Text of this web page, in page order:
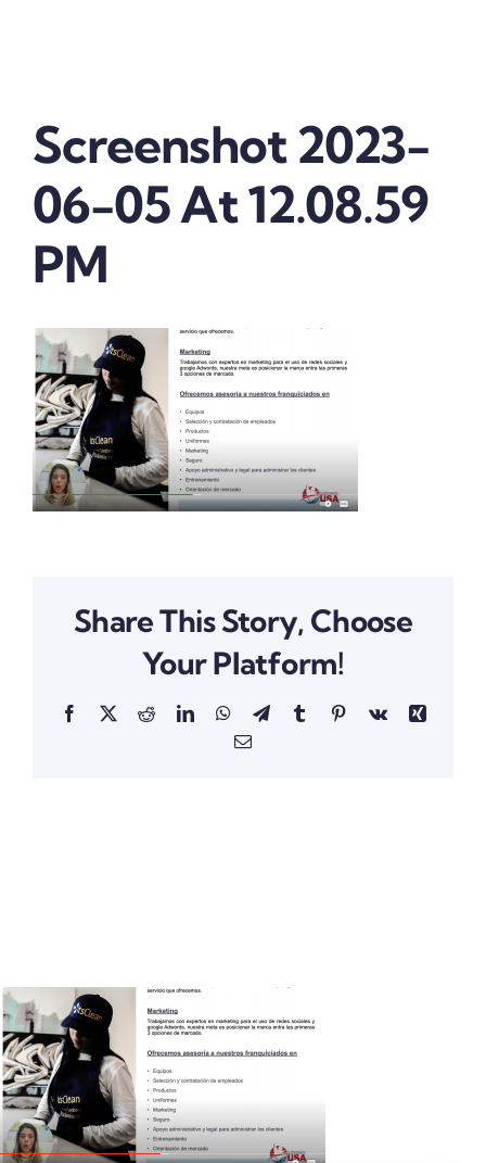
Marketing
Screenshot 2023-
06-05 At 12.08.59
PM
Share This Story, Choose
Your Platform!
Facebook
X RedditLinkedInWhatsApp
TelegramTumblrPinterestVk
Xing
Email